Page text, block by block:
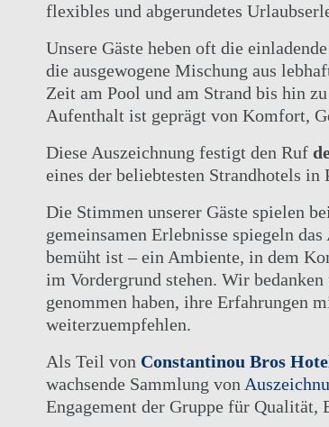
HOTELS, UNTERHALTUNG UND
flexibles und abgerundetes
Unsere Gäste heben oft die
die ausgewogene Mischung aus
Zeit am Pool und am Strand bis hin
Aufenthalt ist geprägt von Komfort,
Diese Auszeichnung festigt den Ruf
eines der beliebtesten Strandhotels in
Die Stimmen unserer Gäste spielen
gemeinsamen Erlebnisse spiegeln
bemüht ist – ein Ambiente, in dem
im Vordergrund stehen. Wir
genommen haben, ihre Erfahrungen
weiterzuempfehlen.
Als Teil von Constantinou Bros
wachsende Sammlung von
Engagement der Gruppe für Qualität,